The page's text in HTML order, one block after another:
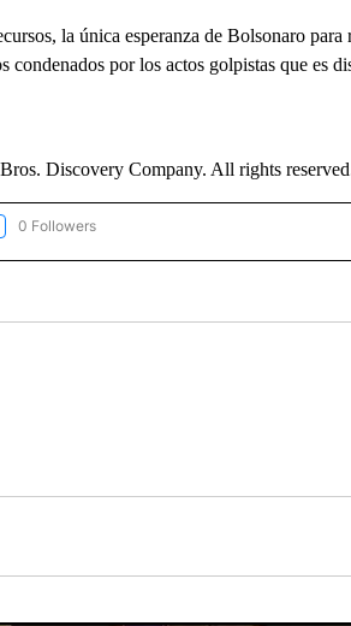
la única esperanza de Bolsonaro para
condenados por los actos golpistas que es
Discovery Company. All rights
"CNN - SPANISH" TO RECEIVE NOTIFICATIONS
0 Followers